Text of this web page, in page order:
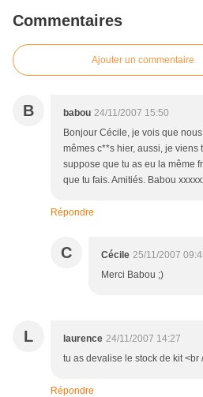
Commentaires
Ajouter un commentaire
B babou 24/11/2007 15:50
Bonjour Cécile, je vois que
mêmes c**s hier, aussi, je viens
suppose que tu as eu la même
que tu fais. Amitiés. Babou
Répondre
C Cécile 25/11/2007
Merci Babou ;)
L laurence 24/11/2007 14:27
tu as devalise le stock de kit <br
Répondre